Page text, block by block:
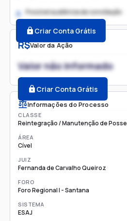
R$Valor da Ação
Valor não informado
Criar Conta Grátis
Informações do Processo
CLASSE
Reintegração / Manutenção de Posse
ÁREA
Cível
JUIZ
Fernanda de Carvalho Queiroz
FORO
Foro Regional I - Santana
SISTEMA
ESAJ
2. Possível audiência de conciliação
Criar Conta Grátis